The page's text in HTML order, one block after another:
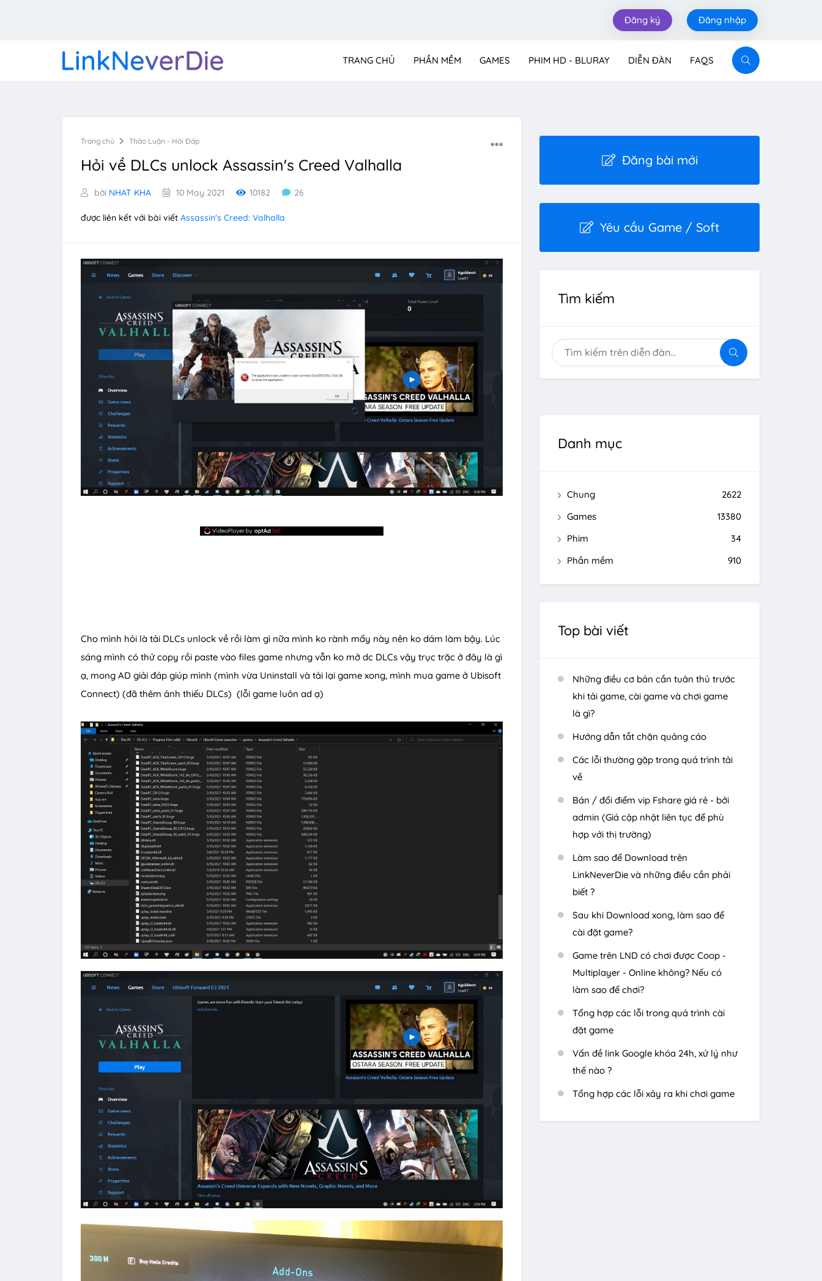
Đăng ký Đăng nhập
TRANG CHỦ PHẦN MỀM GAMES PHIM HD - BLURAY DIỄN ĐÀN FAQS
Trang chủ Thảo Luận - Hỏi Đáp
Hỏi về DLCs unlock Assassin's Creed Valhalla
bởi NHAT KHA 10 May 2021 10182 26
được liên kết với bài viết Assassin's Creed: Valhalla
Cho mình hỏi là tải DLCs unlock về rồi làm gì nữa mình ko rành mấy này nên ko dám làm bậy. Lúc
sáng mình có thử copy rồi paste vào files game nhưng vẫn ko mở dc DLCs vậy trục trặc ở đây là gì
ạ, mong AD giải đáp giúp mình (mình vừa Uninstall và tải lại game xong, mình mua game ở Ubisoft
Connect) (đã thêm ảnh thiếu DLCs) (lỗi game luôn ad ạ)
Đăng bài mới
Yêu cầu Game / Soft
Tìm kiếm
Danh mục
Chung
2622
Games
13380
Phim
34
Phần mềm
910
Top bài viết
Những điều cơ bản cần tuân thủ trước
khi tải game, cài game và chơi game
là gì?
Hướng dẫn tắt chặn quảng cáo
Các lỗi thường gặp trong quá trình tải
về
Bán / đổi điểm vip Fshare giá rẻ - bởi
admin (Giá cập nhật liên tục để phù
hợp với thị trường)
Làm sao để Download trên
LinkNeverDie và những điều cần phải
biết ?
Sau khi Download xong, làm sao để
cài đặt game?
Game trên LND có chơi được Coop -
Multiplayer - Online không? Nếu có
làm sao để chơi?
Tổng hợp các lỗi trong quá trình cài
đặt game
Vấn đề link Google khóa 24h, xử lý như
thế nào ?
Tổng hợp các lỗi xảy ra khi chơi game